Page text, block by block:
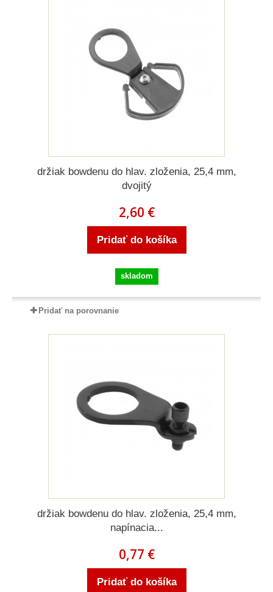
držiak bowdenu do hlav. zloženia, 25,4 mm,
dvojitý
2,60 €
Pridať do košíka
skladom
Pridať na porovnanie
držiak bowdenu do hlav. zloženia, 25,4 mm,
napínacia...
0,77 €
Pridať do košíka